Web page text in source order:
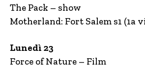
The Pack – show
Motherland: Fort Salem s1 (1a
Lunedì 23
Force of Nature – Film